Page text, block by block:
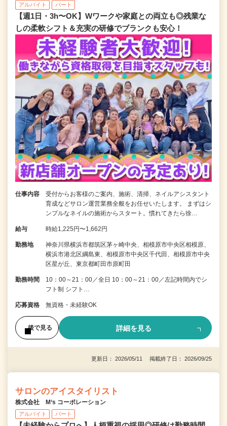
アルバイト パート
【週1日・3h〜OK】Wワークや家庭との両立も◎残業な
しの柔軟シフト＆充実の研修でブランクも安心！
仕事内容
受付からお客様のご案内、施術、清掃、ネイルアシスタント
育成などサロン運営業務全般をお任せいたします。 まずはシ
ンプルなネイルの施術からスタート。慣れてきたら徐…
給与 時給1,225円〜1,662円
勤務地
神奈川県横浜市都筑区茅ヶ崎中央、相模原市中央区相模原、
横浜市港北区綱島東、相模原市中央区千代田、相模原市中央
区星が丘、東京都町田市原町田
勤務時間
10：00～21：00／全日 10：00～21：00／左記時間内でシ
フト制 シフト…
応募資格 無資格・未経験OK
後で見る 詳細を見る
更新日： 2026/05/11 掲載終了日： 2026/09/25
サロンのアイスタイリスト
株式会社 M‘s コーポレーション
アルバイト パート